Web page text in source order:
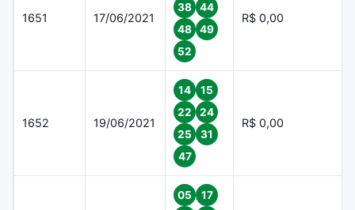
1651 17/06/2021
38
44
48
49
52
R$ 0,00
1652 19/06/2021
14
15
22
24
25
31
47
R$ 0,00
05
17